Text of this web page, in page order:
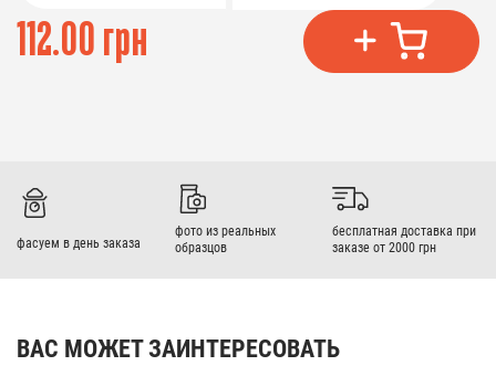
112.00 грн
фасуем в день заказа
фото из реальных
образцов
бесплатная доставка при
заказе от 2000 грн
ВАС МОЖЕТ ЗАИНТЕРЕСОВАТЬ